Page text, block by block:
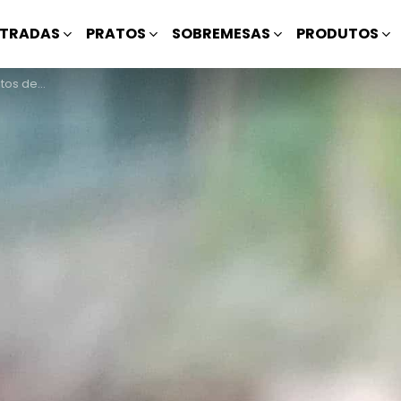
PRATOS SOBREMESAS PRODUTOS
Carne